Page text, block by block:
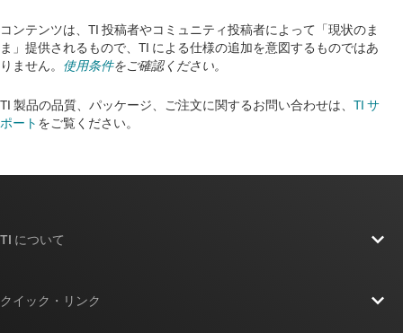
コンテンツは、TI 投稿者やコミュニティ投稿者によって「現状のま
ま」提供されるもので、TI による仕様の追加を意図するものではあ
りません。 使用条件をご確認ください。
TI 製品の品質、パッケージ、ご注文に関するお問い合わせは、 TI サ
ポート をご覧ください。​​​​​​​​​​​​​​
TI について
クイック・リンク